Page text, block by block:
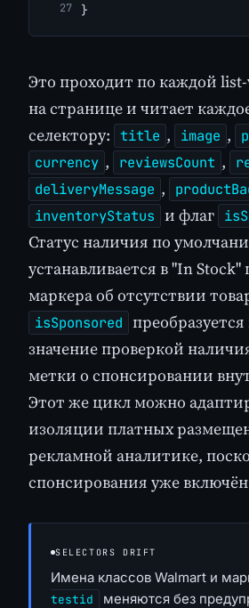
}
Это проходит по каждой
на странице и читает
селектору: title , image ,
currency , reviewsCount ,
deliveryMessage ,
inventoryStatus и флаг
Статус наличия по
устанавливается в "In
маркера об отсутствии
isSponsored преобразуется
значение проверкой
метки о спонсировании
Этот же цикл можно
изоляции платных
рекламной аналитике,
спонсирования уже включён
SELECTORS DRIFT
Имена классов Walmart и
testid
меняются без